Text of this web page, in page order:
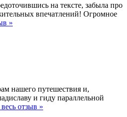
на тексте, забыла про
впечатлений! Огромное
»
нашего путешествия и,
и гиду параллельной
отзыв »